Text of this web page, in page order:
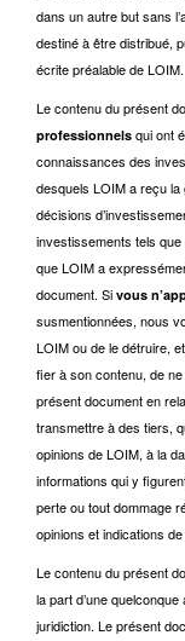
dans un autre but sans
destiné à être distribué,
écrite préalable de LOIM.
Le contenu du présent
professionnels qui ont
connaissances des
desquels LOIM a reçu
décisions
investissements tels
que LOIM a
document. Si vous
susmentionnées, nous
LOIM ou de le détruire,
fier à son contenu, de
présent document en
transmettre à des tiers,
opinions de LOIM, à la
informations qui y
perte ou tout dommage
opinions et indications
Le contenu du présent
la part d’une
juridiction. Le présent